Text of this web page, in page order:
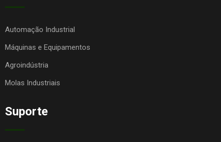
Automação Industrial
Máquinas e Equipamentos
Agroindústria
Molas Industriais
Suporte